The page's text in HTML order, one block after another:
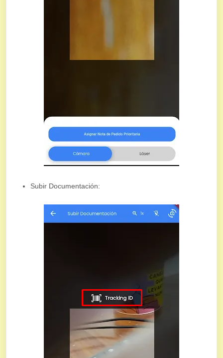
Subir Documentación: